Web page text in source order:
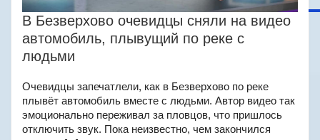
В Безверхово очевидцы сняли на видео
автомобиль, плывущий по реке с
людьми
Очевидцы запечатлели, как в Безверхово по реке
плывёт автомобиль вместе с людьми. Автор видео так
эмоционально переживал за пловцов, что пришлось
отключить звук. Пока неизвестно, чем закончился